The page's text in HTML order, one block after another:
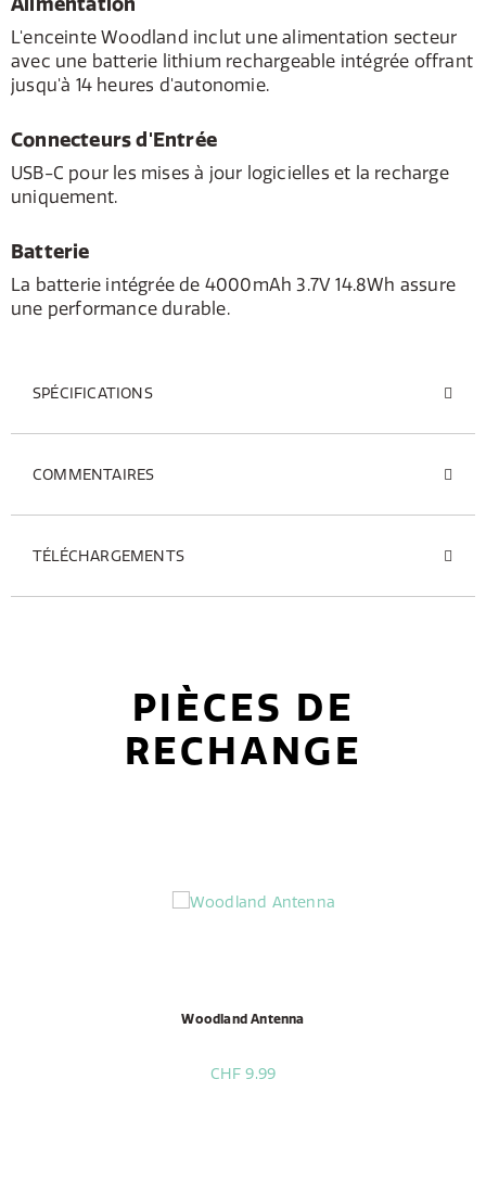
L'enceinte Woodland inclut une alimentation secteur
avec une batterie lithium rechargeable intégrée offrant
jusqu'à 14 heures d'autonomie.
Connecteurs d'Entrée
USB-C pour les mises à jour logicielles et la recharge
uniquement.
Batterie
La batterie intégrée de 4000mAh 3.7V 14.8Wh assure
une performance durable.
SPÉCIFICATIONS
COMMENTAIRES
TÉLÉCHARGEMENTS
PIÈCES DE
RECHANGE
Woodland Antenna
CHF 9.99